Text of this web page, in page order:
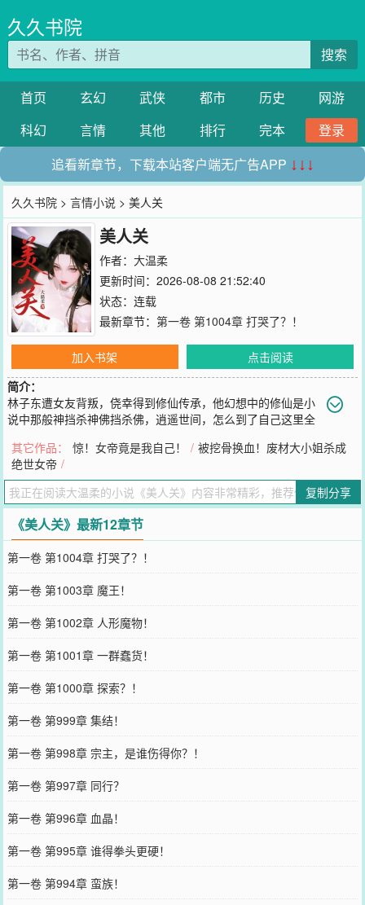
久久书院
搜索
首页 玄幻 武侠 都市 历史
网游
科幻
言情 其他 排行 完本
登录
追看新章节，下载本站客户端无广告APP ↓↓↓
久久书院 >言情小说 > 美人关
美人关
作者： 大温柔
更新时间：2026-08-08 21:52:40
状态：连载
最新章节： 第一卷 第1004章 打哭了？！
加入书架
点击阅读
简介：
林子东遭女友背叛，侥幸得到修仙传承，他幻想中的修仙是小
说中那般神挡杀神佛挡杀佛，逍遥世间，怎么到了自己这里全
您要是觉得《美人关》还不错的话请不要忘记向您QQ群和微博微信里
的朋友推荐哦！
其它作品： 惊！女帝竟是我自己！ / 被挖骨换血！废材大小姐杀成
绝世女帝 /
复制分享
《美人关》最新12章节
第一卷 第1004章 打哭了？！
第一卷 第1003章 魔王！
第一卷 第1002章 人形魔物！
第一卷 第1001章 一群蠢货！
第一卷 第1000章 探索？！
第一卷 第999章 集结！
第一卷 第998章 宗主，是谁伤得你？！
第一卷 第997章 同行？
第一卷 第996章 血晶！
第一卷 第995章 谁得拳头更硬！
第一卷 第994章 蛮族！